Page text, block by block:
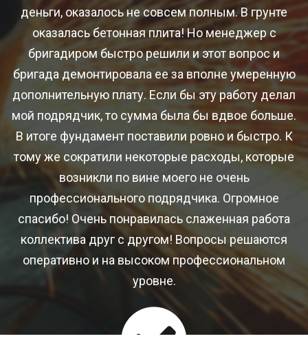
деньги, оказалось не совсем полным. В грунте
оказалась бетонная плита! Но менеджер с
бригадиром быстро решили и этот вопрос и
бригада демонтировала ее за вполне умеренную
дополнительную плату. Если бы эту работу делал
мой подрядчик, то сумма была бы вдвое больше.
В итоге фундамент поставили ровно и быстро. К
тому же сократили некоторые расходы, которые
возникли по вине моего не очень
профессионального подрядчика. Огромное
спасибо! Очень понравилась слаженная работа
коллектива друг с другом! Вопросы решаются
оперативно и на высоком профессиональном
уровне.